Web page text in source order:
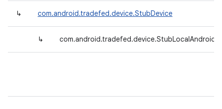
↳ com.android.tradefed.device.StubDevice
↳